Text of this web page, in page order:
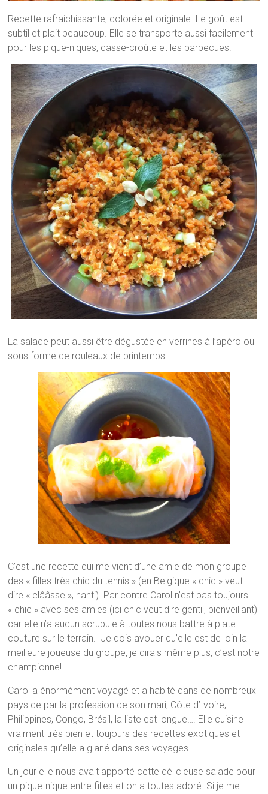
Recette rafraichissante, colorée et originale. Le goût est
subtil et plait beaucoup. Elle se transporte aussi facilement
pour les pique-niques, casse-croûte et les barbecues.
La salade peut aussi être dégustée en verrines à l’apéro ou
sous forme de rouleaux de printemps.
C’est une recette qui me vient d’une amie de mon groupe
des « filles très chic du tennis » (en Belgique « chic » veut
dire « clââsse », nanti). Par contre Carol n’est pas toujours
« chic » avec ses amies (ici chic veut dire gentil, bienveillant)
car elle n’a aucun scrupule à toutes nous battre à plate
couture sur le terrain. Je dois avouer qu’elle est de loin la
meilleure joueuse du groupe, je dirais même plus, c’est notre
championne!
Carol a énormément voyagé et a habité dans de nombreux
pays de par la profession de son mari, Côte d’Ivoire,
Philippines, Congo, Brésil, la liste est longue…. Elle cuisine
vraiment très bien et toujours des recettes exotiques et
originales qu’elle a glané dans ses voyages.
Un jour elle nous avait apporté cette délicieuse salade pour
un pique-nique entre filles et on a toutes adoré. Si je me